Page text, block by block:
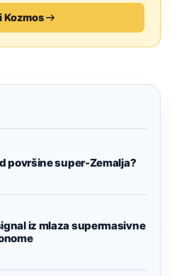
Kozmos
površine super-Zemalja?
iz mlaza supermasivne